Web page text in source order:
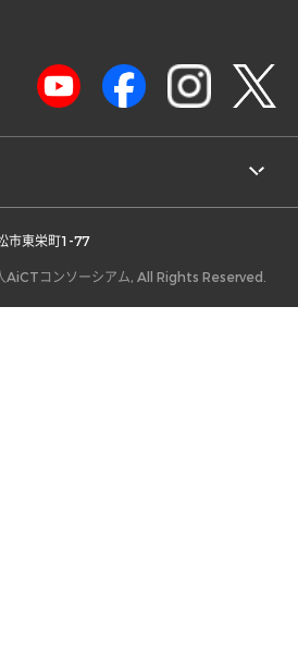
市東栄町1-77
コンソーシアム, All Rights Reserved.